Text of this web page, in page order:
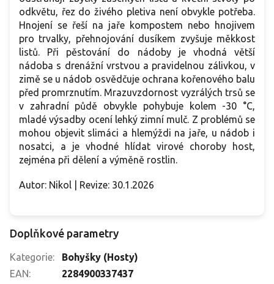
odkvětu, řez do živého pletiva není obvykle potřeba.
Hnojení se řeší na jaře kompostem nebo hnojivem
pro trvalky, přehnojování dusíkem zvyšuje měkkost
listů. Při pěstování do nádoby je vhodná větší
nádoba s drenážní vrstvou a pravidelnou zálivkou, v
zimě se u nádob osvědčuje ochrana kořenového balu
před promrznutím. Mrazuvzdornost vyzrálých trsů se
v zahradní půdě obvykle pohybuje kolem -30 °C,
mladé výsadby ocení lehký zimní mulč. Z problémů se
mohou objevit slimáci a hlemýždi na jaře, u nádob i
nosatci, a je vhodné hlídat virové choroby host,
zejména při dělení a výměně rostlin.
Autor: Nikol | Revize: 30.1.2026
Doplňkové parametry
Kategorie:
Bohyšky (Hosty)
EAN:
2284900337437